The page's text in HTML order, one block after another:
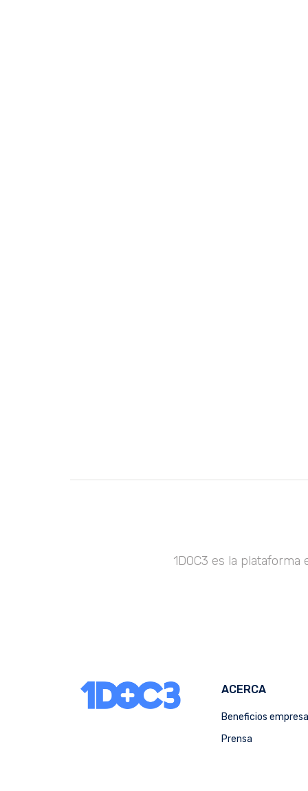
1DOC3 es la
ACERCA
Beneficios
Prensa